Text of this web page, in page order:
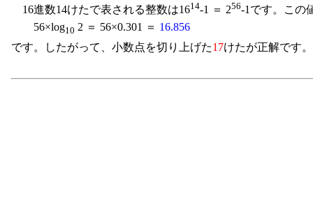
16進数14けたで表される整数は1614-1 ＝ 256-1です。この
56×log10 2 ＝ 56×0.301 ＝ 16.856
です。したがって、小数点を切り上げた17けたが正解です。